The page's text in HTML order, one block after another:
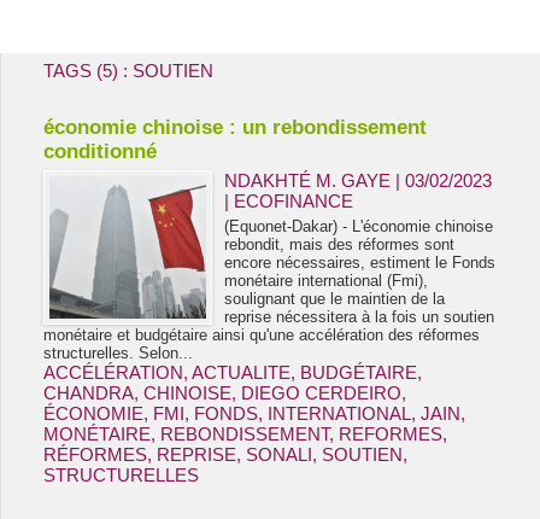
TAGS (5) : SOUTIEN
économie chinoise : un rebondissement
conditionné
NDAKHTÉ M. GAYE | 03/02/2023
| ECOFINANCE
(Equonet-Dakar) - L'économie chinoise
rebondit, mais des réformes sont
encore nécessaires, estiment le Fonds
monétaire international (Fmi),
soulignant que le maintien de la
reprise nécessitera à la fois un soutien
monétaire et budgétaire ainsi qu'une accélération des réformes
structurelles. Selon...
ACCÉLÉRATION, ACTUALITE, BUDGÉTAIRE,
CHANDRA, CHINOISE, DIEGO CERDEIRO,
ÉCONOMIE, FMI, FONDS, INTERNATIONAL, JAIN,
MONÉTAIRE, REBONDISSEMENT, REFORMES,
RÉFORMES, REPRISE, SONALI, SOUTIEN,
STRUCTURELLES